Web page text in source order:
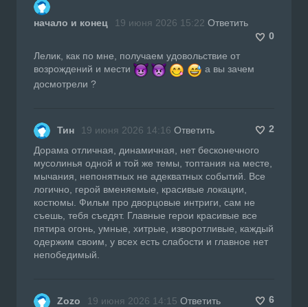
начало и конец 19 июня 2026 15:22 Ответить
0
Лелик, как по мне, получаем удовольствие от
возрождений и мести
а вы зачем
досмотрели ?
Тин 19 июня 2026 14:16 Ответить
2
Дорама отличная, динамичная, нет бесконечного
мусолинья одной и той же темы, топтания на месте,
мычания, непонятных не адекватных событий. Все
логично, герой вменяемые, красивые локации,
костюмы. Фильм про дворцовые интриги, сам не
съешь, тебя съедят. Главные герои красивые все
пятира огонь, умные, хитрые, изворотливые, каждый
одержим своим, у всех есть слабости и главное нет
непобедимый.
Zozo 19 июня 2026 14:15 Ответить
6